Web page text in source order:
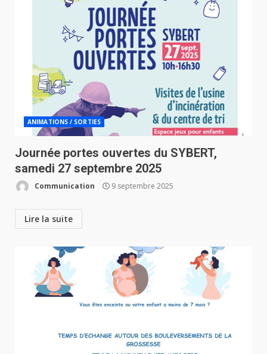
ANIMATIONS / SORTIES
Journée portes ouvertes du SYBERT,
samedi 27 septembre 2025
Communication 9 septembre 2025
Lire la suite